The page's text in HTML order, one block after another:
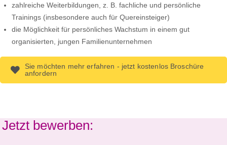
zahlreiche Weiterbildungen, z. B. fachliche und persönliche
Trainings (insbesondere auch für Quereinsteiger)
die Möglichkeit für persönliches Wachstum in einem gut
organisierten, jungen Familienunternehmen
Sie möchten mehr erfahren - jetzt kostenlos Broschüre
anfordern
Jetzt bewerben: